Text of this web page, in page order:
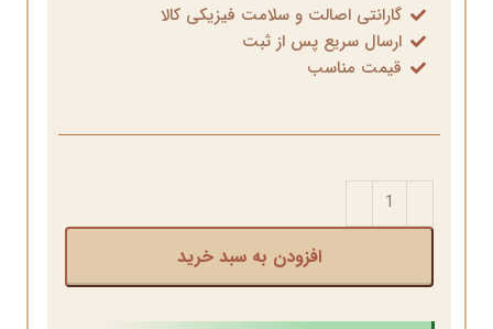
گارانتی اصالت و سلامت فیزیکی کالا
ارسال سریع پس از ثبت
قیمت مناسب
افزودن به سبد خرید